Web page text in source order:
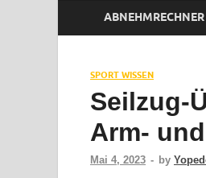
ABNEHMRECHNER
SPORT WISSEN
Seilzug-
Arm-
Mai 4, 2023 - by